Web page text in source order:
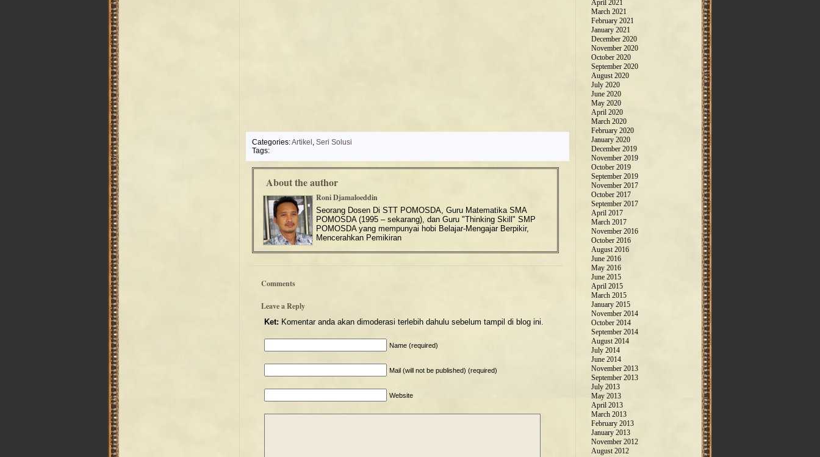
Categories:Artikel , Seri Solusi
Tags:
About the author
Roni Djamaloeddin
Seorang Dosen Di STT POMOSDA, Guru Matematika SMA
POMOSDA (1995 – sekarang), dan Guru "Thinking Skill" SMP
POMOSDA yang mempunyai hobi Belajar-Mengajar Berpikir,
Mencerahkan Pemikiran
Comments
Leave a Reply
Ket: Komentar anda akan dimoderasi terlebih dahulu sebelum tampil di blog ini.
Name (required)
Mail (will not be published) (required)
Website
April 2021
March 2021
February 2021
January 2021
December 2020
November 2020
October 2020
September 2020
August 2020
July 2020
June 2020
May 2020
April 2020
March 2020
February 2020
January 2020
December 2019
November 2019
October 2019
September 2019
November 2017
October 2017
September 2017
April 2017
March 2017
November 2016
October 2016
August 2016
June 2016
May 2016
June 2015
April 2015
March 2015
January 2015
November 2014
October 2014
September 2014
August 2014
July 2014
June 2014
November 2013
September 2013
July 2013
May 2013
April 2013
March 2013
February 2013
January 2013
November 2012
August 2012